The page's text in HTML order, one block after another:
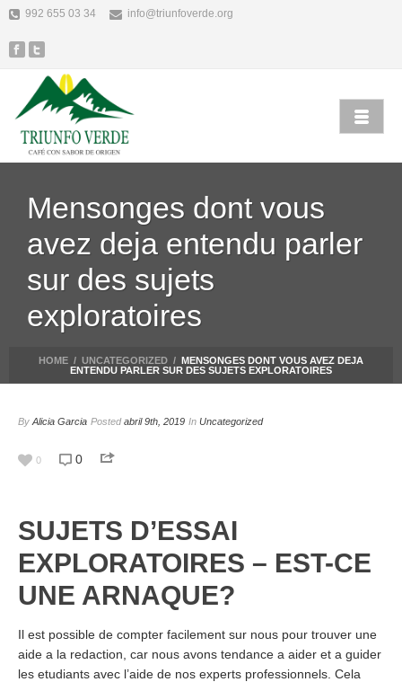
992 655 03 34 info@triunfoverde.org
Mensonges dont vous
avez deja entendu parler
sur des sujets
exploratoires
HOME / UNCATEGORIZED / MENSONGES DONT VOUS AVEZ DEJA
ENTENDU PARLER SUR DES SUJETS EXPLORATOIRES
By Alicia Garcia Postedabril 9th, 2019 In Uncategorized
0 0
SUJETS D’ESSAI
EXPLORATOIRES – EST-CE
UNE ARNAQUE?
Il est possible de compter facilement sur nous pour trouver une
aide a la redaction, car nous avons tendance a aider et a guider
les etudiants avec l’aide de nos experts professionnels. Cela